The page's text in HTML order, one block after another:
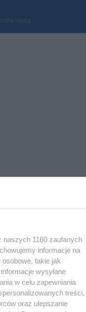
Media
naszych 1160 zaufanych
informacje na
takie jak
wysyłane
w celu zapewniania
treści,
oraz ulepszanie